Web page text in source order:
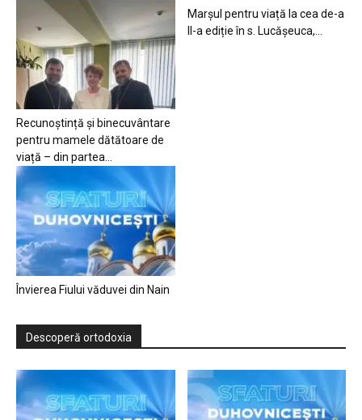
Recunoștință și binecuvântare
pentru mamele dătătoare de
viață – din partea...
Marșul pentru viață la cea de-a
II-a ediție în s. Lucășeuca,...
Învierea Fiului văduvei din Nain
Descoperă ortodoxia